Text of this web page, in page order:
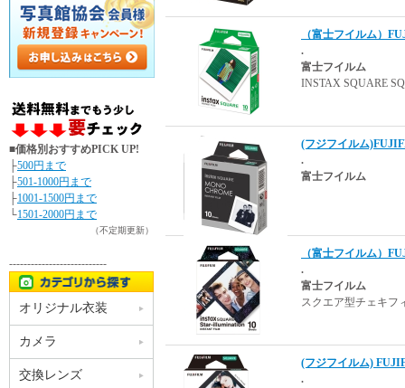
（富士フイルム）
.
富士フイルム
INSTAX SQUARE
(フジフイルム
.
富士フイルム
（富士フイルム）
.
富士フイルム
スクエア型チェキフ
(フジフイルム)
.
■価格別おすすめPICK UP!
├500円まで
├501-1000円まで
├1001-1500円まで
└1501-2000円まで
（不定期更新）
---------------------------
オリジナル衣装
カメラ
交換レンズ